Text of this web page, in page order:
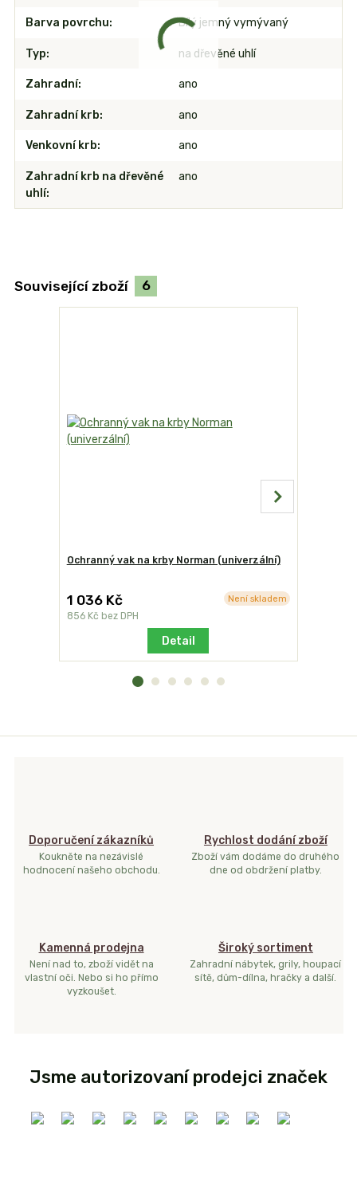
Barva povrchu Bílý jemný vymývaný
Typ na dřevěné uhlí
Zahradní ano
Zahradní krb ano
Venkovní krb ano
Zahradní krb na dřevěné
uhlí
ano
Související zboží 6
Ochranný vak na krby Norman (univerzální)
1 036 Kč
856 Kč bez DPH
Není skladem
Detail
Doporučení zákazníků
Koukněte na nezávislé
hodnocení našeho obchodu.
Rychlost dodání zboží
Zboží vám dodáme do druhého
dne od obdržení platby.
Kamenná prodejna
Není nad to, zboží vidět na
vlastní oči. Nebo si ho přímo
vyzkoušet.
Široký sortiment
Zahradní nábytek, grily, houpací
sítě, dům-dílna, hračky a další.
Jsme autorizovaní prodejci značek